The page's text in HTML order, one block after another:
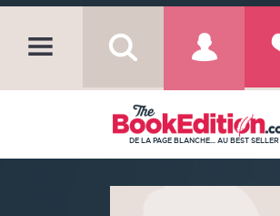
DE LA PAGE BLANCHE... AU BEST SELLER